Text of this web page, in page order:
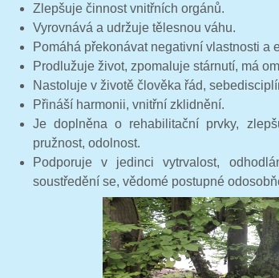
Zlepšuje činnost vnitřních orgánů.
Vyrovnává a udržuje tělesnou váhu.
Pomáhá překonávat negativní vlastnosti a
Prodlužuje život, zpomaluje stárnutí, má
Nastoluje v životě člověka řád,
Přináší harmonii, vnitřní zklidnění.
Je doplněna o rehabilitační prvky,
pružnost, odolnost.
Podporuje v jedinci vytrvalost,
soustředění se, vědomé postupné